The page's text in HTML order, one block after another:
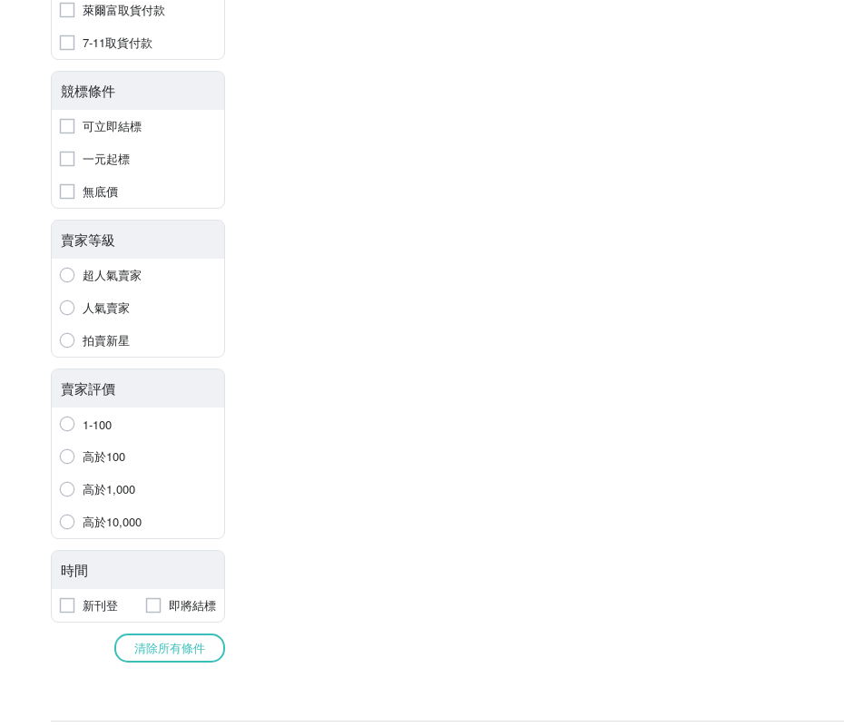
萊爾富取貨付款
7-11取貨付款
競標條件
可立即結標
一元起標
無底價
賣家等級
超人氣賣家
人氣賣家
拍賣新星
賣家評價
1-100
高於100
高於1,000
高於10,000
時間
新刊登 即將結標
清除所有條件